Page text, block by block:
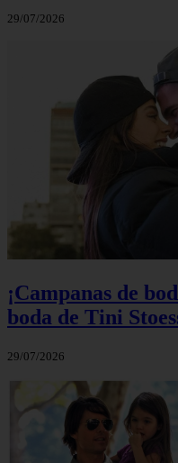
29/07/2026
¡Campanas de
boda de Tini
29/07/2026